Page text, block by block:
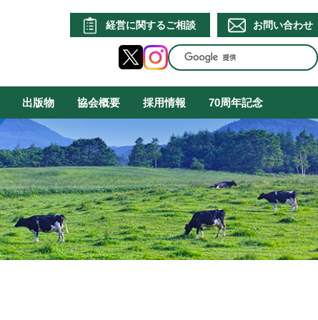
経営に関するご相談 お問い合わせ
出版物 協会概要 採用情報 70周年記念